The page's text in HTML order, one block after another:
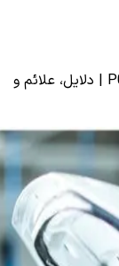
راهنمای جامع عیب یابی کد خطای P0789 | دلایل، علائم و